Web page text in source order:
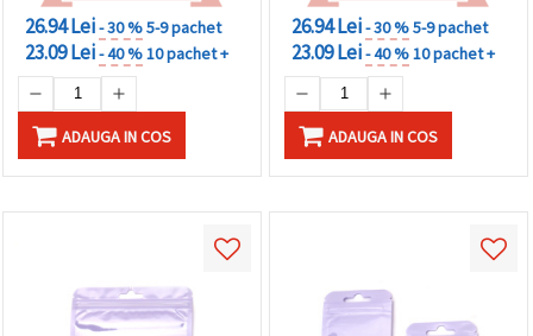
26.94 Lei- 30 %5-9 pachet
23.09 Lei- 40 %10 pachet +
ADAUGA IN COS
26.94 Lei- 30 %5-9 pachet
23.09 Lei- 40 %10 pachet +
ADAUGA IN COS